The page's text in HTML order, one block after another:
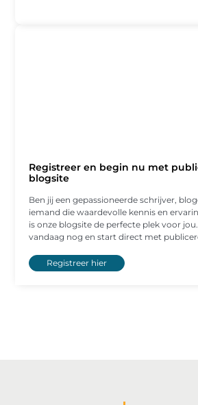
Registreer en begin nu met
blogsite
Ben jij een gepassioneerde schrijver,
iemand die waardevolle kennis en
is onze blogsite de perfecte plek voor
vandaag nog en start direct met
Registreer hier